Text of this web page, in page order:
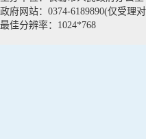
政府网站：0374-6189890(仅受理
最佳分辨率：1024*768